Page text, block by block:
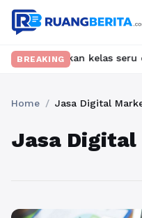
BREAKINGkelas seru dan
Home / Jasa Digital
Jasa